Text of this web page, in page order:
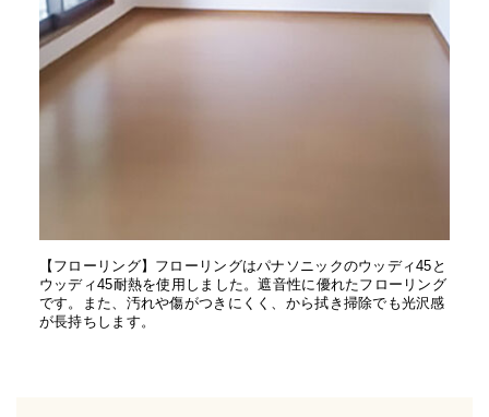
【フローリング】フローリングはパナソニックのウッディ45と
ウッディ45耐熱を使用しました。遮音性に優れたフローリング
です。また、汚れや傷がつきにくく、から拭き掃除でも光沢感
が長持ちします。